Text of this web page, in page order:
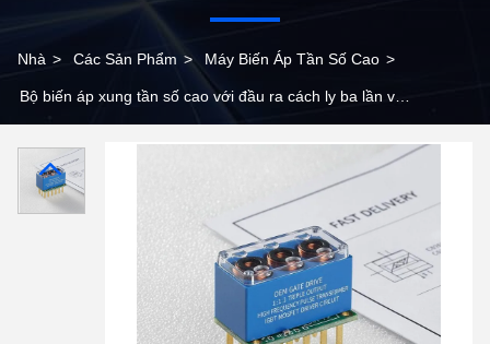
Nhà > Các Sản Phẩm > Máy Biến Áp Tần Số Cao >
Bộ biến áp xung tần số cao với đầu ra cách ly ba lần và